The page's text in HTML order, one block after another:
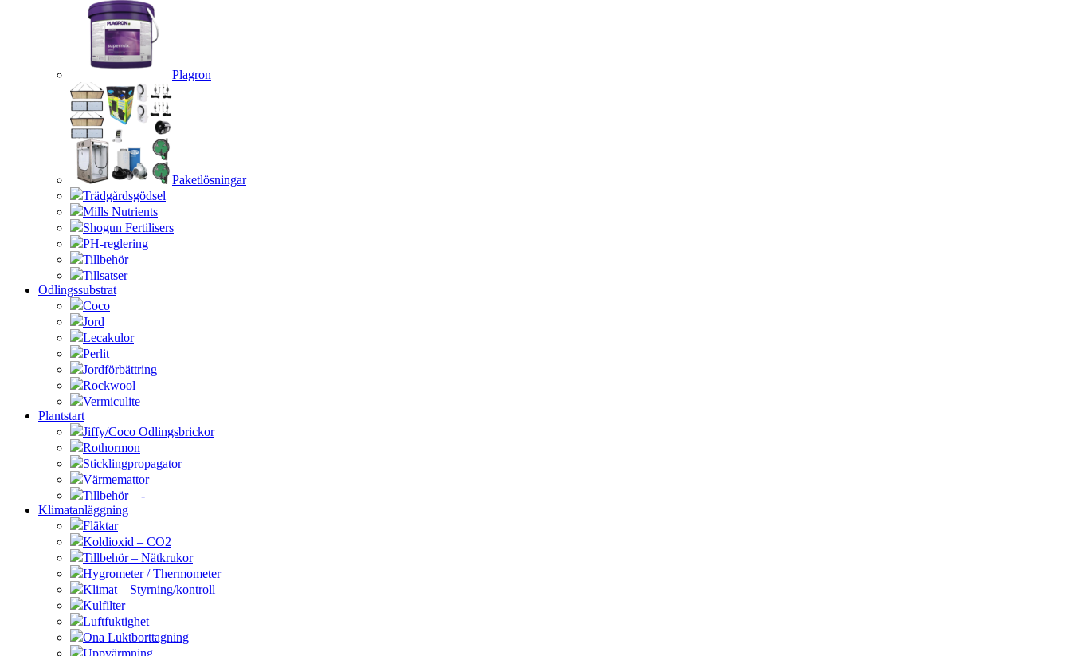
Plagron
Paketlösningar
Trädgårdsgödsel
Mills Nutrients
Shogun Fertilisers
PH-reglering
Tillbehör
Tillsatser
Odlingssubstrat
Coco
Jord
Lecakulor
Perlit
Jordförbättring
Rockwool
Vermiculite
Plantstart
Jiffy/Coco Odlingsbrickor
Rothormon
Sticklingpropagator
Värmemattor
Tillbehör—-
Klimatanläggning
Fläktar
Koldioxid – CO2
Tillbehör – Nätkrukor
Hygrometer / Thermometer
Klimat – Styrning/kontroll
Kulfilter
Luftfuktighet
Ona Luktborttagning
Uppvärmning